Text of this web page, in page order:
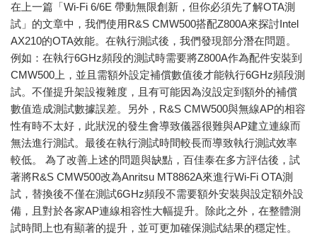
在上一篇「Wi-Fi 6/6E 帶動無限創新，但你必須先了解OTA測
試」的文章中，我們使用R&S CMW500搭配Z800A來探討Intel
AX210的OTA效能。在執行測試後，我們發現部分潛在問題。
例如：在執行6GHz頻段的測試時需要將Z800A作為配件安裝到
CMW500上，並且需額外設定補償數值後才能執行6GHz頻段測
試。不僅提升架設複雜度，且有可能因為沒設定到額外的補償
數值造成測試數據誤差。另外，R&S CMW500與無線AP的相容
性有時不太好，此狀況的發生會導致儀器很難與AP建立連線而
無法進行測試。最後在執行測試時間較長而導致執行測試效率
較低。 為了改善上述的問題與缺點，百佳泰在多方評估後，試
著將R&S CMW500改為Anritsu MT8862A來進行Wi-Fi OTA測
試，替換後不僅在測試6GHz頻段不需要額外安裝與設定額外設
備，且對於各家AP連線相容性大幅提升。除此之外，在整體測
試時間上也有顯著的提升，並可更加確保測試結果的穩定性。